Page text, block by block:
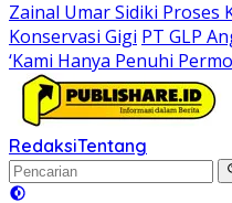
Zainal Umar Sidiki Proses
Konservasi Gigi PT GLP
‘Kami Hanya Penuhi
RedaksiTentang